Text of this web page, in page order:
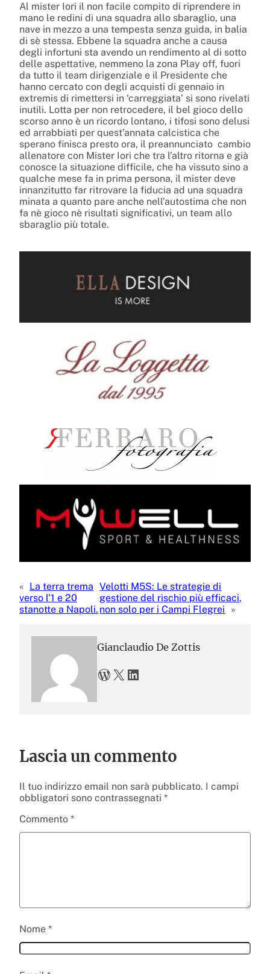
Al mister Iori il non facile compito di riprendere in
mano le redini di una squadra allo sbaraglio, una
nave in mezzo a una tempesta senza guida, in balia
di sè stessa. Ebbene la squadra anche a causa
degli infortuni sta avendo un rendimento al di sotto
delle aspettative, nemmeno la zona Play off, fuori
da tutto il team dirigenziale e il Presidente che
hanno cercato con degli acquisti di gennaio in
extremis di rimettersi in ‘carreggiata’ si sono rivelati
inutili. Lotta per non retrocedere, il bel gioco dello
scorso anno è un ricordo lontano, i tifosi sono delusi
ed arrabbiati per quest’annata calcistica che
sperano finisca presto ora, il preannunciato cambio
allenatore con Mister Iori che tra l’altro ritorna e già
conosce la situazione difficile, che ha vissuto sino a
qualche mese fa in prima persona, il mister deve
innanzitutto far ritrovare la fiducia ad una squadra
minata a quanto pare anche nell’autostima che non
fa nè gioco nè risultati significativi, un team allo
sbaraglio più totale.
« La terra trema
verso l’1 e 20
stanotte a Napoli.
Velotti M5S: Le strategie di
gestione del rischio più efficaci,
non solo per i Campi Flegrei
»
Gianclaudio De Zottis
WordPress X LinkedIn
Lascia un commento
Il tuo indirizzo email non sarà pubblicato. I campi
obbligatori sono contrassegnati *
Commento *
Nome *